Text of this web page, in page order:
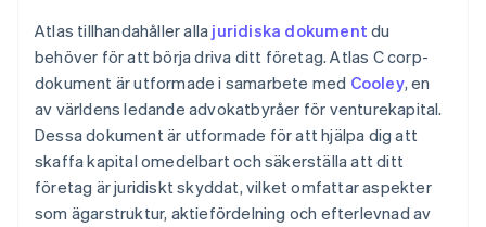
Atlas tillhandahåller alla juridiska dokument du
behöver för att börja driva ditt företag. Atlas C corp-
dokument är utformade i samarbete med Cooley, en
av världens ledande advokatbyråer för venturekapital.
Dessa dokument är utformade för att hjälpa dig att
skaffa kapital omedelbart och säkerställa att ditt
företag är juridiskt skyddat, vilket omfattar aspekter
som ägarstruktur, aktiefördelning och efterlevnad av